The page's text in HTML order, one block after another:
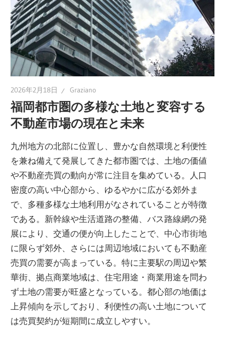
ッ
プ
を
徹
底
解
説！
2026年2月18日 Graziano
福岡都市圏の多様な土地と変容する
不動産市場の現在と未来
九州地方の北部に位置し、豊かな自然環境と利便性
を兼ね備えて発展してきた都市圏では、土地の価値
や不動産売買の動向が常に注目を集めている。
人口
密度の高い中心部から、ゆるやかに広がる郊外ま
で、多種多様な土地利用がなされていることが特徴
である。新幹線や生活道路の整備、バス路線網の発
展により、交通の便が向上したことで、中心市街地
に限らず郊外、さらには周辺地域においても不動産
売買の需要が高まっている。特に主要駅の周辺や繁
華街、拠点商業地域は、住宅用途・商業用途を問わ
ず土地の需要が旺盛となっている。都心部の地価は
上昇傾向を示しており、利便性の高い土地について
は売買契約が短期間に成立しやすい。